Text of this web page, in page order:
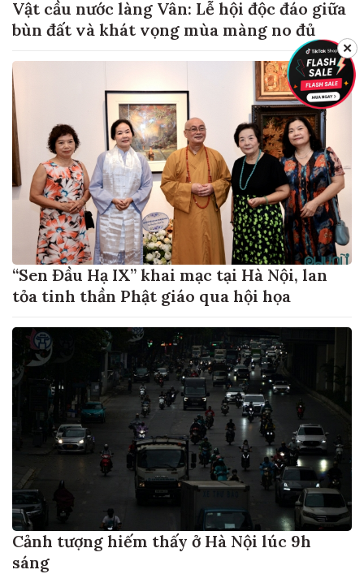
Vật cầu nước làng Vân: Lễ hội độc đáo giữa
bùn đất và khát vọng mùa màng no đủ
“Sen Đầu Hạ IX” khai mạc tại Hà Nội, lan
tỏa tinh thần Phật giáo qua hội họa
Cảnh tượng hiếm thấy ở Hà Nội lúc 9h
sáng
✕